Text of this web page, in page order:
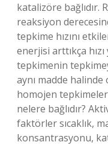
katalizöre bağlıdır.
reaksiyon
tepkime hızını
enerjisi arttıkça
tepkimenin
aynı madde
homojen
nelere bağlıdır?
faktörler sıcaklık,
konsantrasyonu,